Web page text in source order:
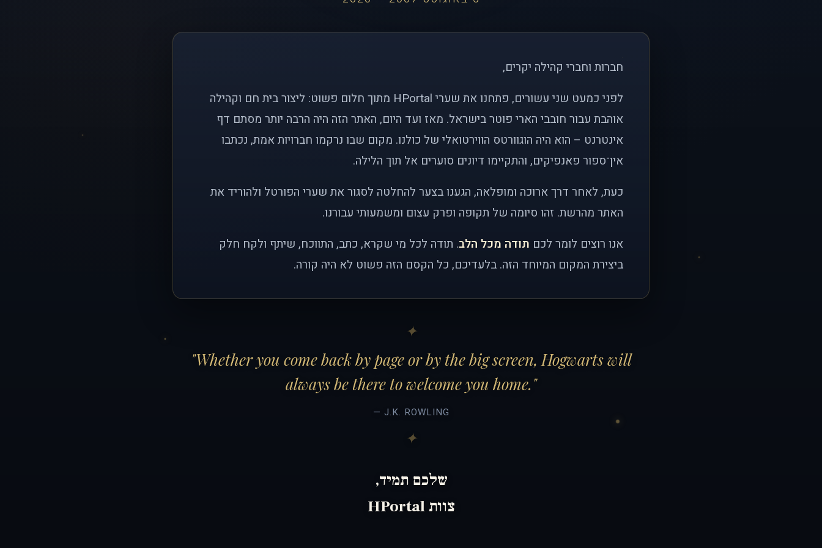
חברות וחברי קהילה יקרים,
לפני כמעט שני עשורים, פתחנו את שערי HPortal מתוך חלום פשוט: ליצור בית חם וקהילה
אוהבת עבור חובבי הארי פוטר בישראל. מאז ועד היום, האתר הזה היה הרבה יותר מסתם דף
אינטרנט – הוא היה הוגוורטס הווירטואלי של כולנו. מקום שבו נרקמו חברויות אמת, נכתבו
אין־ספור פאנפיקים, והתקיימו דיונים סוערים אל תוך הלילה.
כעת, לאחר דרך ארוכה ומופלאה, הגענו בצער להחלטה לסגור את שערי הפורטל ולהוריד את
האתר מהרשת. זהו סיומה של תקופה ופרק עצום ומשמעותי עבורנו.
אנו רוצים לומר לכם תודה מכל הלב. תודה לכל מי שקרא, כתב, התווכח, שיתף ולקח חלק
ביצירת המקום המיוחד הזה. בלעדיכם, כל הקסם הזה פשוט לא היה קורה.
"Whether you come back by page or by the big screen, Hogwarts will
always be there to welcome you home."
— J.K. ROWLING
שלכם תמיד,
צוות HPortal